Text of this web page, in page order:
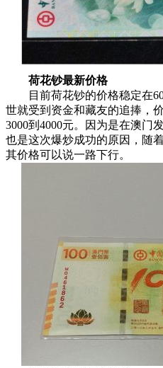
荷花钞最新价格
目前荷花钞的价格稳定在
世就受到资金和藏友的追捧，
3000到4000元。因为是在澳门
也是这次爆炒成功的原因，随
其价格可以说一路下行。